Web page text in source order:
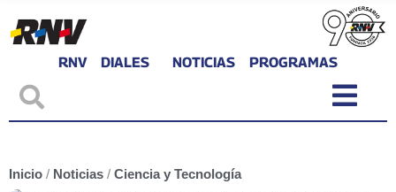
RNV DIALES NOTICIAS PROGRAMAS
Inicio / Noticias / Ciencia y Tecnología